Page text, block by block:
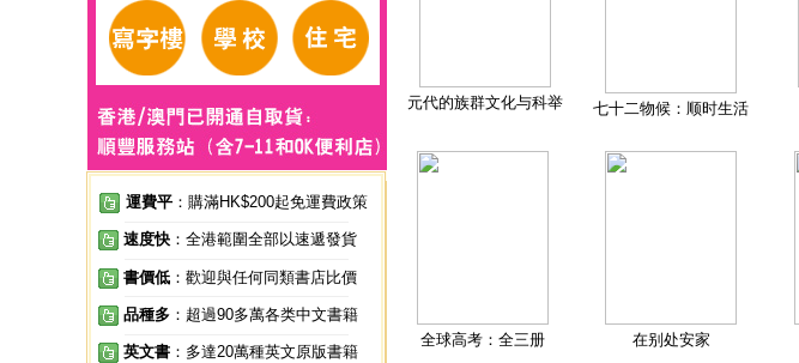
運費平 ：購滿HK$200起免運費政策
速度快 ：全港範圍全部以速遞發貨
書價低 ：歡迎與任何同類書店比價
品種多 ：超過90多萬各类中文書籍
英文書 ：多達20萬種英文原版書籍
元代的族群文化与科举 七十二物候：顺时生活
全球高考：全三册 在别处安家